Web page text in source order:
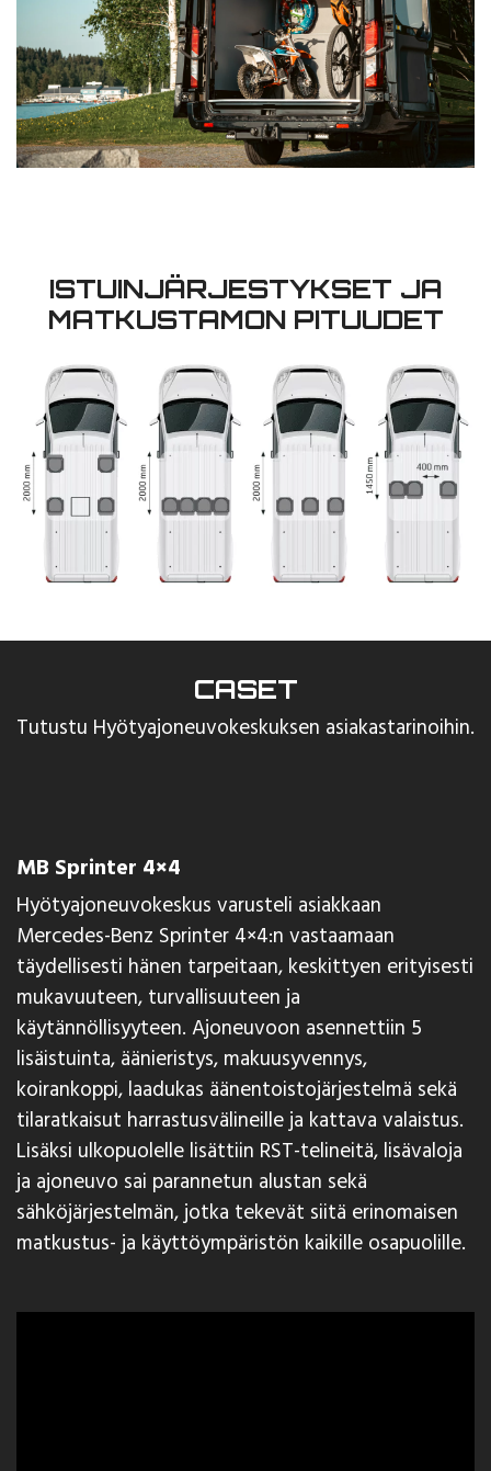
ISTUINJÄRJESTYKSET JA
MATKUSTAMON PITUUDET
CASET
Tutustu Hyötyajoneuvokeskuksen asiakastarinoihin.
MB Sprinter 4×4
Hyötyajoneuvokeskus varusteli asiakkaan
Mercedes-Benz Sprinter 4×4:n vastaamaan
täydellisesti hänen tarpeitaan, keskittyen erityisesti
mukavuuteen, turvallisuuteen ja
käytännöllisyyteen. Ajoneuvoon asennettiin 5
lisäistuinta, äänieristys, makuusyvennys,
koirankoppi, laadukas äänentoistojärjestelmä sekä
tilaratkaisut harrastusvälineille ja kattava valaistus.
Lisäksi ulkopuolelle lisättiin RST-telineitä, lisävaloja
ja ajoneuvo sai parannetun alustan sekä
sähköjärjestelmän, jotka tekevät siitä erinomaisen
matkustus- ja käyttöympäristön kaikille osapuolille.